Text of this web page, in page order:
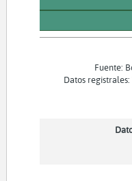
Fuente:
Datos registrales: